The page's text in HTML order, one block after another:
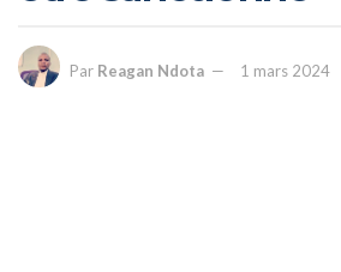
Par Reagan Ndota 1 mars 2024